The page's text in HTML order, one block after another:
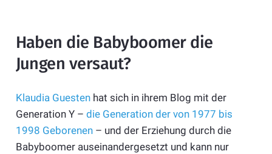
Haben die Babyboomer die
Jungen versaut?
Klaudia Guestenhat sich in ihrem Blog mit der
Generation Y – die Generation der von 1977 bis
1998 Geborenen– und der Erziehung durch die
Babyboomer auseinandergesetzt und kann nur